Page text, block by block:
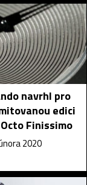
navrhl pro
edici
Finissimo
2020